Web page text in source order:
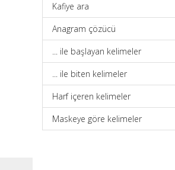
Kafiye ara
Anagram çözücü
... ile başlayan kelimeler
... ile biten kelimeler
Harf içeren kelimeler
Maskeye göre kelimeler